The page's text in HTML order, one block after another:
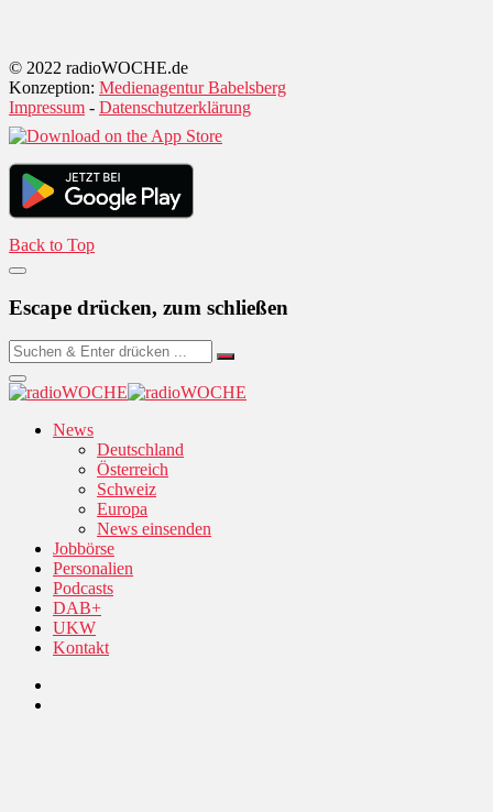
© 2022 radioWOCHE.de
Konzeption: Medienagentur Babelsberg
Impressum - Datenschutzerklärung
Back to Top
Escape drücken, zum schließen
News
Deutschland
Österreich
Schweiz
Europa
News einsenden
Jobbörse
Personalien
Podcasts
DAB+
UKW
Kontakt